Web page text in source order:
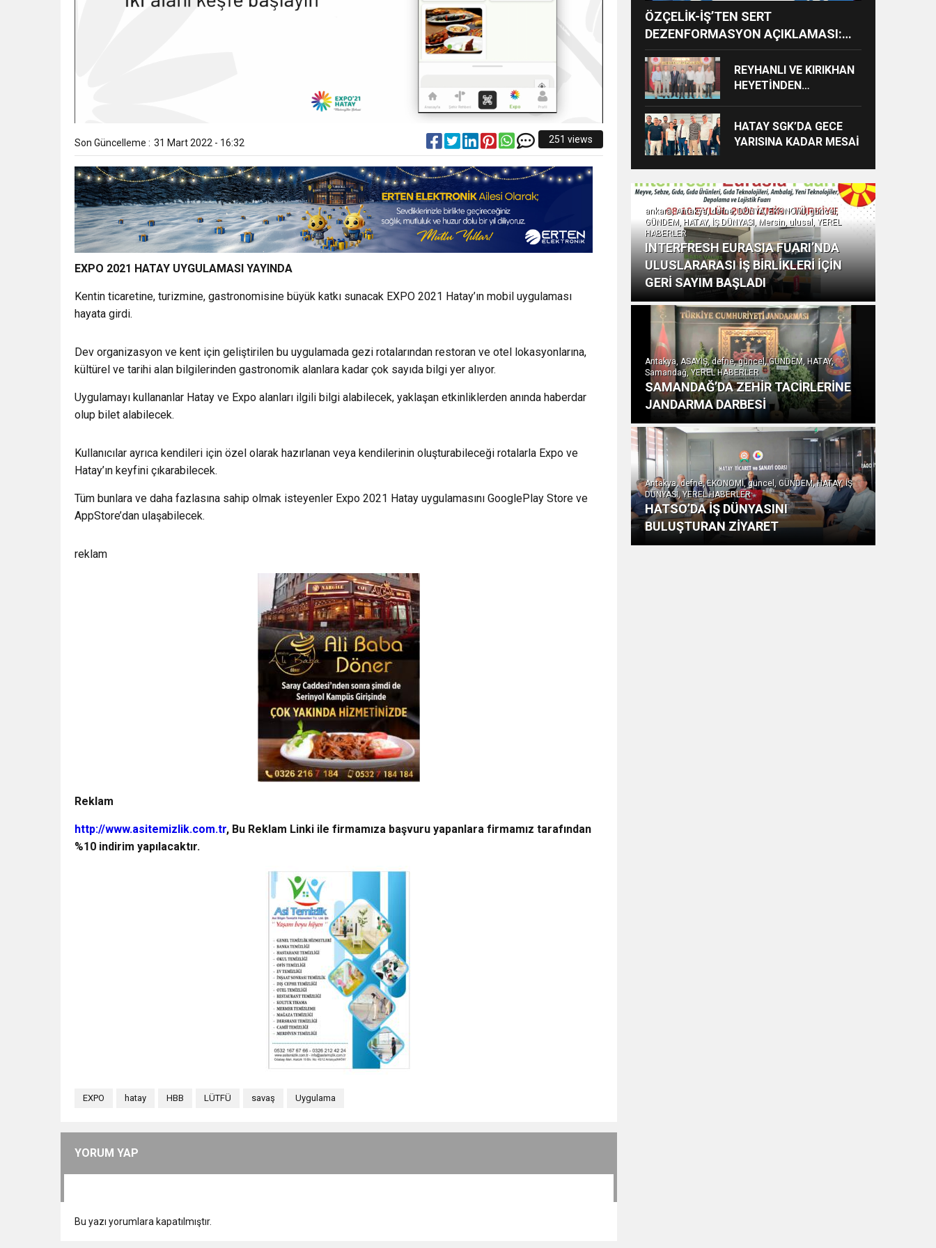
Son Güncelleme : 31 Mart 2022 - 16:32 251 views
EXPO 2021 HATAY UYGULAMASI YAYINDA
Kentin ticaretine, turizmine, gastronomisine büyük katkı sunacak EXPO 2021 Hatay’ın mobil uygulaması
hayata girdi.
Dev organizasyon ve kent için geliştirilen bu uygulamada gezi rotalarından restoran ve otel lokasyonlarına,
kültürel ve tarihi alan bilgilerinden gastronomik alanlara kadar çok sayıda bilgi yer alıyor.
Uygulamayı kullananlar Hatay ve Expo alanları ilgili bilgi alabilecek, yaklaşan etkinliklerden anında haberdar
olup bilet alabilecek.
Kullanıcılar ayrıca kendileri için özel olarak hazırlanan veya kendilerinin oluşturabileceği rotalarla Expo ve
Hatay’ın keyfini çıkarabilecek.
Tüm bunlara ve daha fazlasına sahip olmak isteyenler Expo 2021 Hatay uygulamasını GooglePlay Store ve
AppStore’dan ulaşabilecek.
reklam
Reklam
http://www.asitemizlik.com.tr, Bu Reklam Linki ile firmamıza başvuru yapanlara firmamız tarafından
%10 indirim yapılacaktır.
EXPO hatay HBB LÜTFÜ savaş Uygulama
YORUM YAP
Bu yazı yorumlara kapatılmıştır.
ÖZÇELİK-İŞ’TEN SERT
DEZENFORMASYON AÇIKLAMASI:
“HUKUKİ VE CEZAİ SÜREÇ
BAŞLATILDI”
REYHANLI VE KIRIKHAN
HEYETİNDEN
BAŞSAVCILIĞINA
ZİYARET
HATAY SGK’DA GECE
YARISINA KADAR MESAİ
ankara, Antakya, defne, DÜNYA, EKONOMİ, güncel,
GÜNDEM, HATAY, İŞ DÜNYASI, Mersin, ulusal, YEREL
HABERLER
INTERFRESH EURASIA FUARI’NDA
ULUSLARARASI İŞ BİRLİKLERİ İÇİN
GERİ SAYIM BAŞLADI
Antakya, ASAYİŞ, defne, güncel, GÜNDEM, HATAY,
Samandağ, YEREL HABERLER
SAMANDAĞ’DA ZEHİR TACİRLERİNE
JANDARMA DARBESİ
Antakya, defne, EKONOMİ, güncel, GÜNDEM, HATAY, İŞ
DÜNYASI, YEREL HABERLER
HATSO’DA İŞ DÜNYASINI
BULUŞTURAN ZİYARET